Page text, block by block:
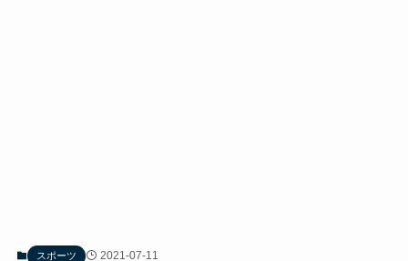
スポーツ 2021-07-11